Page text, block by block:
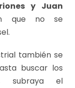
y Juan
que no se
también se
buscar los
subraya el